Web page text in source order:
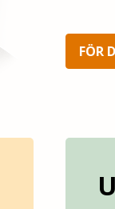
FÖR